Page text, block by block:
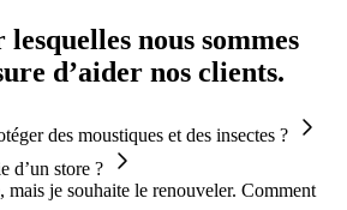
nous sommes
d’aider nos clients.
des moustiques et des insectes ?
d’un store ?
mais je souhaite le renouveler. Comment